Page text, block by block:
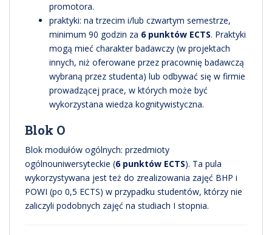
promotora.
praktyki: na trzecim i/lub czwartym semestrze,
minimum 90 godzin za 6 punktów ECTS. Praktyki
mogą mieć charakter badawczy (w projektach
innych, niż oferowane przez pracownię badawczą
wybraną przez studenta) lub odbywać się w firmie
prowadzącej prace, w których może być
wykorzystana wiedza kognitywistyczna.
Blok O
Blok modułów ogólnych: przedmioty
ogólnouniwersyteckie (6 punktów ECTS). Ta pula
wykorzystywana jest też do zrealizowania zajęć BHP i
POWI (po 0,5 ECTS) w przypadku studentów, którzy nie
zaliczyli podobnych zajęć na studiach I stopnia.